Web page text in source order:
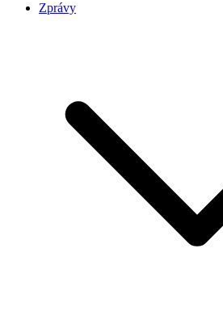
Zprávy